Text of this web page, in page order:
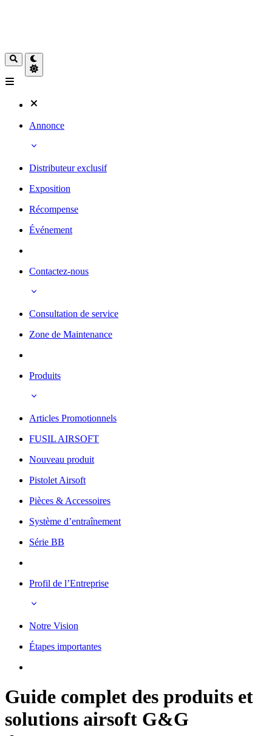
Annonce
Distributeur exclusif
Exposition
Récompense
Événement
Contactez-nous
Consultation de service
Zone de Maintenance
Produits
Articles Promotionnels
FUSIL AIRSOFT
Nouveau produit
Pistolet Airsoft
Pièces & Accessoires
Système d’entraînement
Série BB
Profil de l’Entreprise
Notre Vision
Étapes importantes
Guide complet des produits et
solutions airsoft G&G